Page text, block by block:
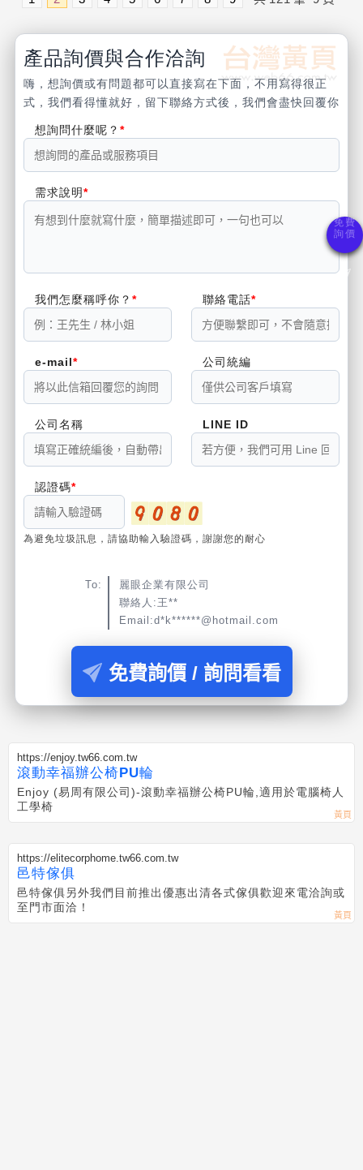
產品詢價與合作洽詢
嗨，想詢價或有問題都可以直接寫在下面，不用寫得很正
式，我們看得懂就好，留下聯絡方式後，我們會盡快回覆你
想詢問什麼呢？
需求說明
我們怎麼稱呼你？ 聯絡電話
e-mail 公司統編
公司名稱 LINE ID
認證碼
為避免垃圾訊息，請協助輸入驗證碼，謝謝您的耐心
To:
麗眼企業有限公司
聯絡人:王**
Email:d*k******@hotmail.com
免費詢價 / 詢問看看
https://enjoy.tw66.com.tw
滾動幸福辦公椅PU輪
Enjoy (易周有限公司)-滾動幸福辦公椅PU輪,適用於電腦椅人
工學椅
https://elitecorphome.tw66.com.tw
邑特傢俱
邑特傢俱另外我們目前推出優惠出清各式傢俱歡迎來電洽詢或
至門市面洽！